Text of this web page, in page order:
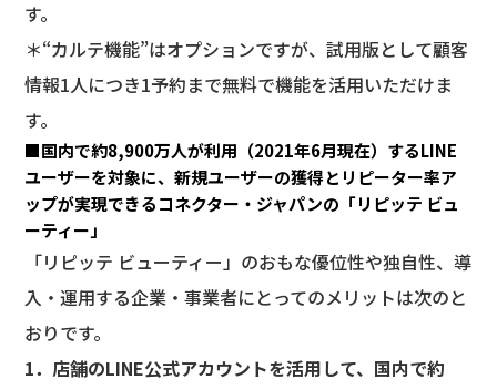
す。
＊“カルテ機能”はオプションですが、試用版として顧客
情報1人につき1予約まで無料で機能を活用いただけま
す。
■国内で約8,900万人が利用（2021年6月現在）するLINE
ユーザーを対象に、新規ユーザーの獲得とリピーター率ア
ップが実現できるコネクター・ジャパンの「リピッテ ビュ
ーティー」
「リピッテ ビューティー」のおもな優位性や独自性、導
入・運用する企業・事業者にとってのメリットは次のと
おりです。
1．店舗のLINE公式アカウントを活用して、国内で約